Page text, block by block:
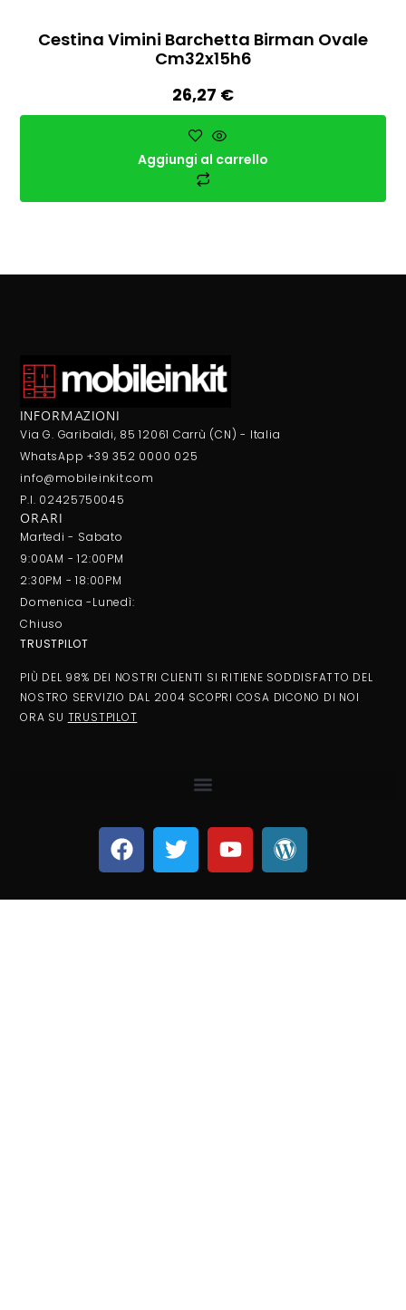
Cestina Vimini Barchetta Birman Ovale
Cm32x15h6
26,27 €
Aggiungi al carrello
INFORMAZIONI
Via G. Garibaldi, 85 12061 Carrù (CN) - Italia
WhatsApp +39 352 0000 025
info@mobileinkit.com
P.I. 02425750045
ORARI
Martedi - Sabato
9:00AM - 12:00PM
2:30PM - 18:00PM
Domenica -Lunedì:
Chiuso
TRUSTPILOT
PIÙ DEL 98% DEI NOSTRI CLIENTI SI RITIENE SODDISFATTO DEL
NOSTRO SERVIZIO DAL 2004 SCOPRI COSA DICONO DI NOI
ORA SU TRUSTPILOT